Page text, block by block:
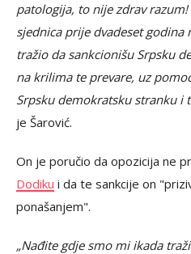
patologija, to nije zdrav
sjednica prije dvadeset godina
tražio da sankcionišu Srpsku
na krilima te prevare, uz
Srpsku demokratsku stranku i
je Šarović.
On je poručio da opozicija ne
Dodiku i da te sankcije on
ponašanjem".
„Nađite gdje smo mi ikada